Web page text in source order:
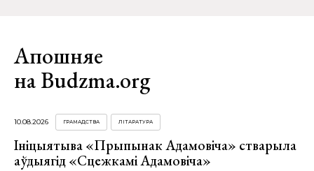
Апошняе
на Budzma.org
10.08.2026 ГРАМАДСТВА ЛІТАРАТУРА
Ініцыятыва «Прыпынак Адамовіча» стварыла
аўдыягід «Сцежкамі Адамовіча»